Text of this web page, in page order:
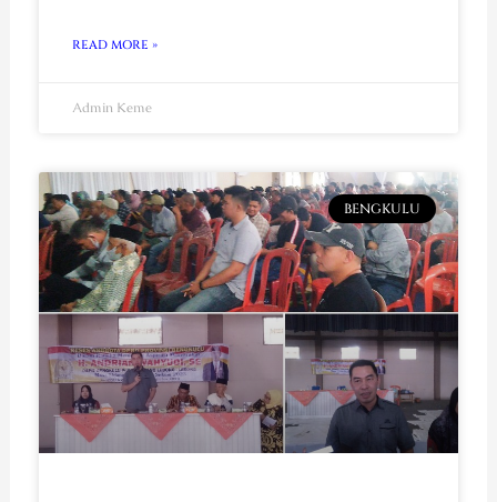
READ MORE »
Admin Keme
BENGKULU